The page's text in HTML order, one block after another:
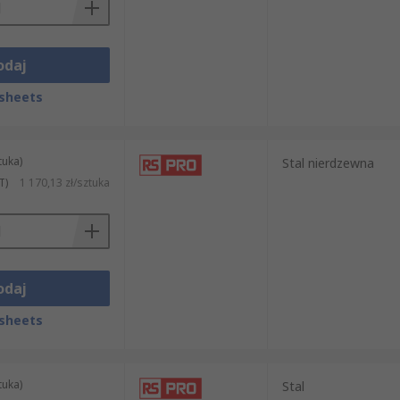
1 170,13 zł/sztuka
Stal nierdzewna
Stal